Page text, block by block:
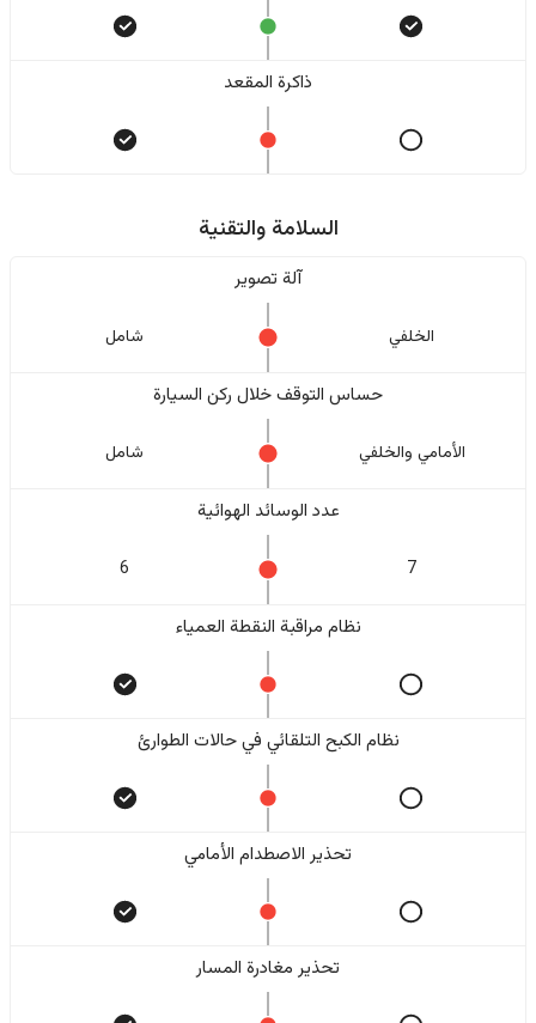
ذاكرة المقعد
السلامة والتقنية
آلة تصوير
الخلفي شامل
حساس التوقف خلال ركن السيارة
الأمامي والخلفي شامل
عدد الوسائد الهوائية
7
6
نظام مراقبة النقطة العمياء
نظام الكبح التلقائي في حالات الطوارئ
تحذير الاصطدام الأمامي
تحذير مغادرة المسار